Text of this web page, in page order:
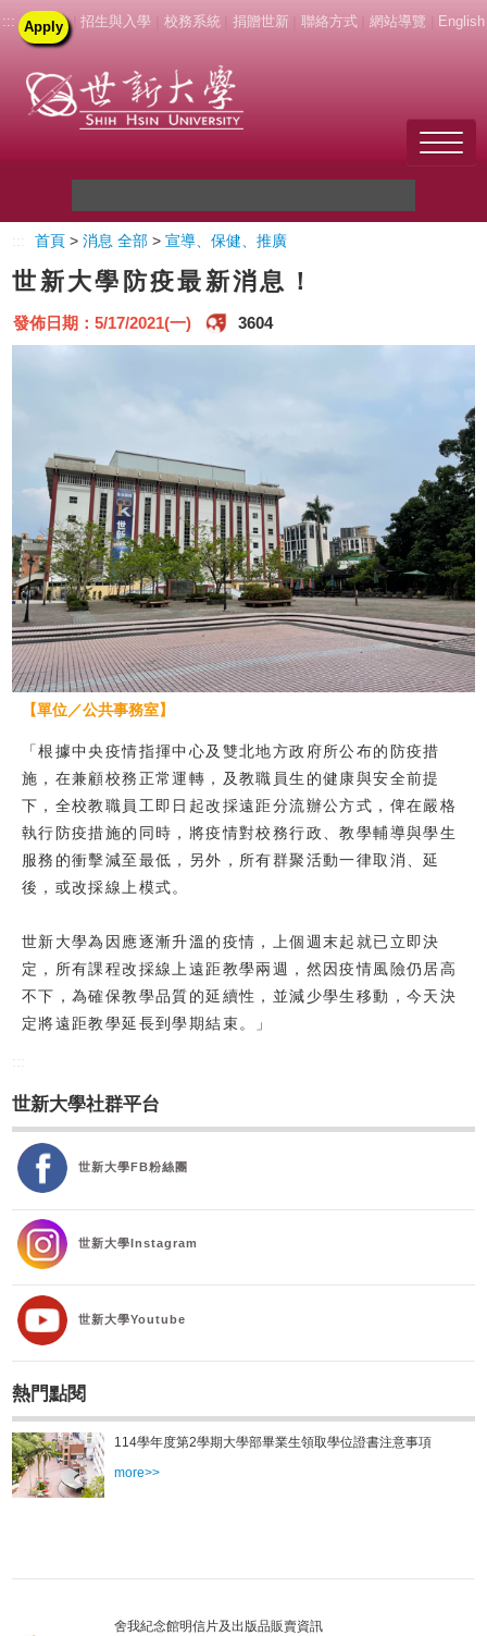
::: Apply | 招生與入學 校務系統 捐贈世新 聯絡方式 網站導覽 English
關於世新
教職員
校友
媒體
首頁 >消息 全部 >宣導、保健、推廣
世新大學防疫最新消息！
發佈日期：5/17/2021(一) 3604
【單位／公共事務室】
「根據中央疫情指揮中心及雙北地方政府所公布的防疫措
施，在兼顧校務正常運轉，及教職員生的健康與安全前提
下，全校教職員工即日起改採遠距分流辦公方式，俾在嚴格
執行防疫措施的同時，將疫情對校務行政、教學輔導與學生
服務的衝擊減至最低，另外，所有群聚活動一律取消、延
後，或改採線上模式。
世新大學為因應逐漸升溫的疫情，上個週末起就已立即決
定，所有課程改採線上遠距教學兩週，然因疫情風險仍居高
不下，為確保教學品質的延續性，並減少學生移動，今天決
定將遠距教學延長到學期結束。」
世新大學社群平台
世新大學FB粉絲團
世新大學Instagram
世新大學Youtube
熱門點閱
114學年度第2學期大學部畢業生領取學位證書注意事項
more>>
舍我紀念館明信片及出版品販賣資訊